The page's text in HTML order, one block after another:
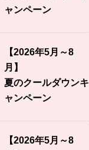
ャンペーン
【2026年5月～8
月】
夏のクールダウンキ
ャンペーン
【2026年5月～8